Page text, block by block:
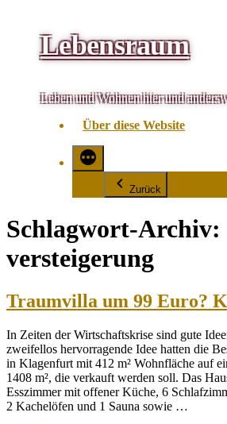
springen
Lebensraum
Leben und Wohnen hier und
Über diese Website
Zurück
Schlagwort-Archiv:
versteigerung
Traumvilla um 99 Euro?
In Zeiten der Wirtschaftskrise sind gute
zweifellos hervorragende Idee hatten die
in Klagenfurt mit 412 m² Wohnfläche auf
1408 m², die verkauft werden soll. Das
Esszimmer mit offener Küche, 6
2 Kachelöfen und 1 Sauna sowie …